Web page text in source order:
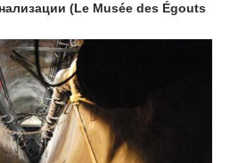
(Le Musée des Égouts